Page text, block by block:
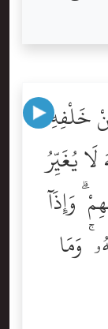
خَلْفِهِۦ
يُغَيِّرُ
وَإِذَآ
وَمَا